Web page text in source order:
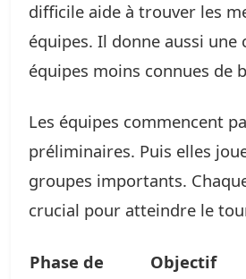
difficile aide à trouver les
équipes. Il donne aussi une
équipes moins connues de
Les équipes commencent
préliminaires. Puis elles
groupes importants.
crucial pour atteindre le
Phase de
Objectif